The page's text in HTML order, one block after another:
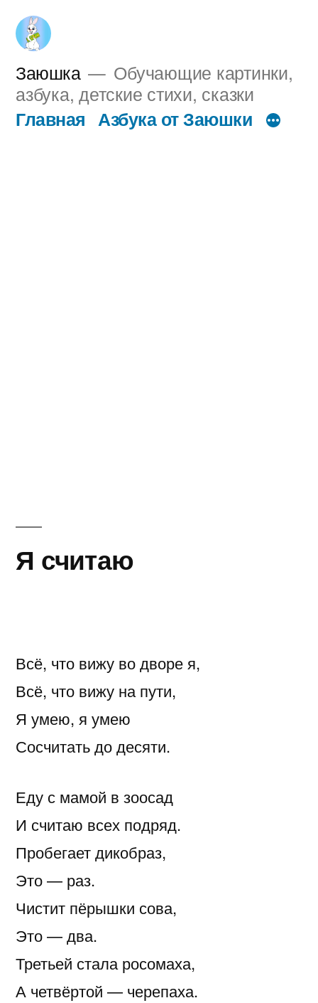
Перейти
содержимому
Заюшка
Обучающие картинки,
азбука, детские стихи, сказки
Главная Азбука от Заюшки
Я считаю
Всё, что вижу во дворе я,
Всё, что вижу на пути,
Я умею, я умею
Сосчитать до десяти.
Еду с мамой в зоосад
И считаю всех подряд.
Пробегает дикобраз,
Это — раз.
Чистит пёрышки сова,
Это — два.
Третьей стала росомаха,
А четвёртой — черепаха.